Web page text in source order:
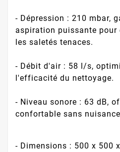
- Dépression : 210 mbar,
aspiration puissante
les saletés tenaces.
- Débit d'air : 58 l/s,
l'efficacité du nettoyage.
- Niveau sonore : 63 dB,
confortable sans
- Dimensions : 500 x 500